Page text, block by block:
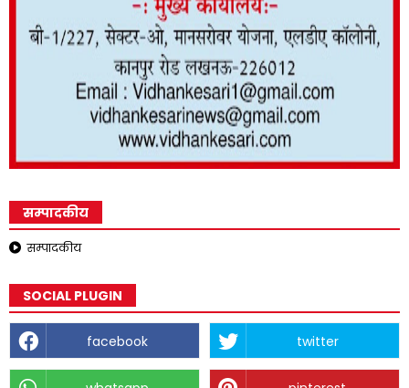
सम्पादकीय
सम्पादकीय
SOCIAL PLUGIN
facebook twitter